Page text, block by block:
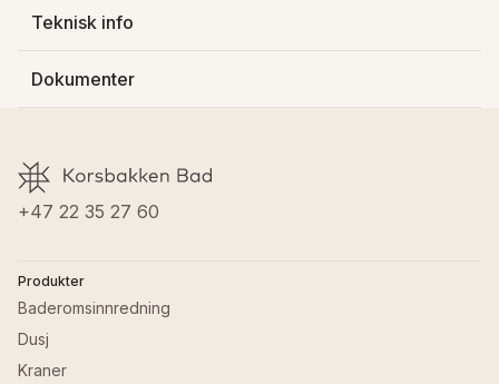
Lagerstatus:På lager
Farge innside:
GTIN :7072458009600
Soft-close
Teknisk info
Bredde:59 cm
Materiale baderomsmøbler
Dokumenter
+47 22 35 27 60
Produkter
Baderomsinnredning
Dusj
Kraner